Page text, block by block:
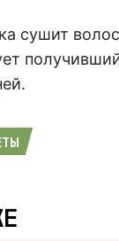
сушит